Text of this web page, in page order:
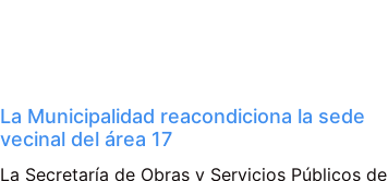
La Municipalidad reacondiciona la sede
vecinal del área 17
La Secretaría de Obras y Servicios Públicos de